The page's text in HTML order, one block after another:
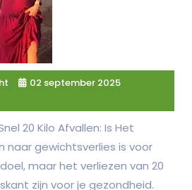
02 september 2025
20 Kilo Afvallen: Is Het
naar gewichtsverlies is voor
maar het verliezen van 20
zijn voor je gezondheid.